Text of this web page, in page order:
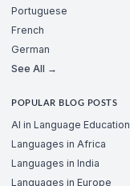
Portuguese
French
German
See All →
POPULAR BLOG POSTS
AI in Language Education
Languages in Africa
Languages in India
Languages in Europe